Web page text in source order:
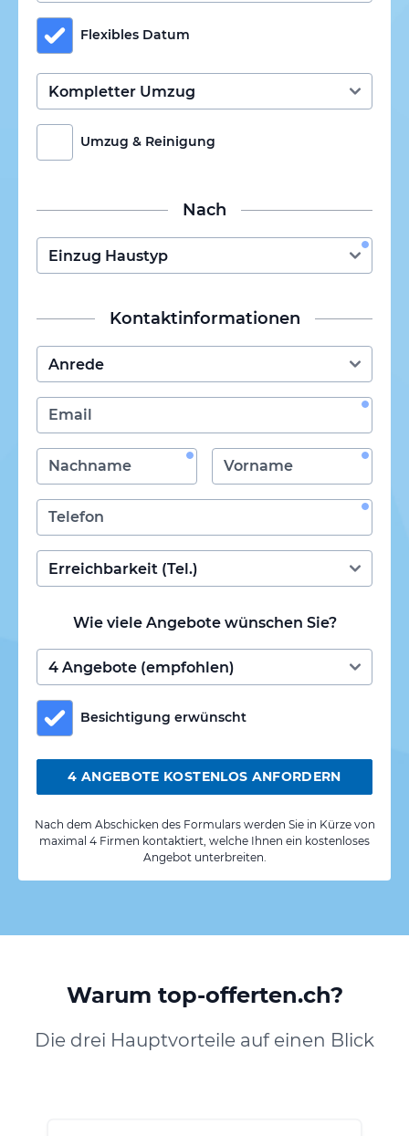
Flexibles Datum
Umzug & Reinigung
Nach
Kontaktinformationen
Wie viele Angebote wünschen Sie?
Besichtigung erwünscht
4 ANGEBOTE KOSTENLOS ANFORDERN
Nach dem Abschicken des Formulars werden Sie in Kürze von
maximal 4 Firmen kontaktiert, welche Ihnen ein kostenloses
Angebot unterbreiten.
Warum top-offerten.ch?
Die drei Hauptvorteile auf einen Blick